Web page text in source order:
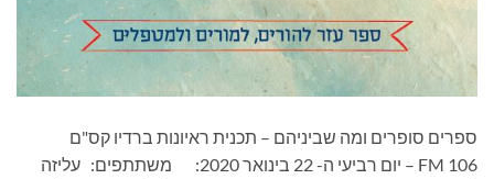
ספרים סופרים ומה שביניהם – תכנית ראיונות ברדיו קס"ם
106 FM – יום רביעי ה- 22 בינואר 2020: משתתפים: עליזה